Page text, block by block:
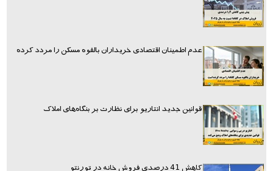
عدم اطمینان اقتصادی خریداران بالقوه مسکن را مردد کرده
قوانین جدید انتاریو برای نظارت بر بنگاه‌های املاک